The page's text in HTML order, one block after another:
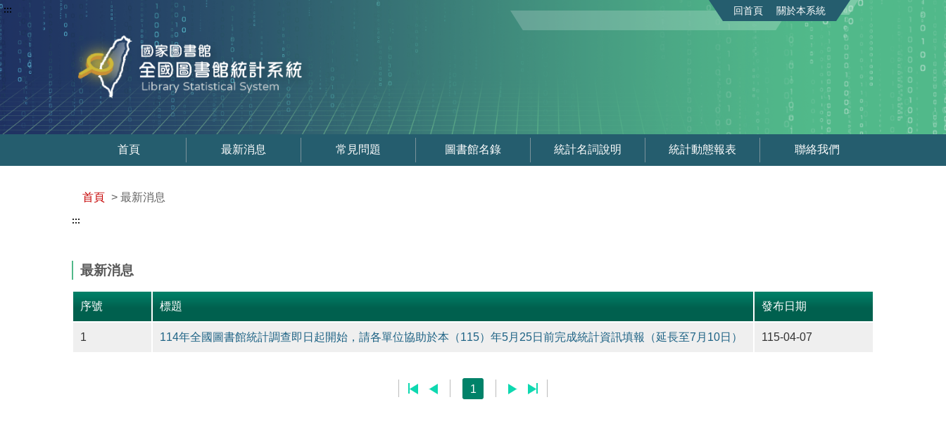
::: 回首頁 關於本系統
首頁 最新消息 常見問題 圖書館名錄 統計名詞說明 統計動態報表 聯絡我們
首頁 > 最新消息
:::
最新消息
序號 標題 發布日期
1 114年全國圖書館統計調查即日起開始，請各單位協助於本（115）年5月25日前完成統計資訊填報（延長至7月10日） 115-04-07
1